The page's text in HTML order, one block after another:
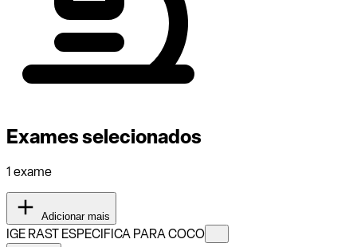
Exames selecionados
1 exame
Adicionar mais
IGE RAST ESPECIFICA PARA COCO